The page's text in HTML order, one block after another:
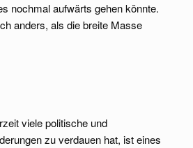
nochmal aufwärts gehen könnte.
anders, als die breite Masse
viele politische und
zu verdauen hat, ist eines